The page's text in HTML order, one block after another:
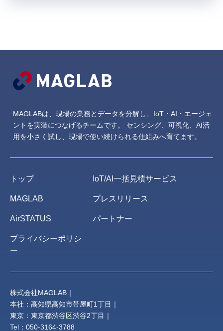
MAGLABは、現場の業務とデータを分解し、IoT・AI・エージェ
ントを実装につなげるチームです。
センシング、可視化、AI活
用を小さく試し、現場で使い続けられる仕組みへ育てます。
トップ IoT/AI一括見積サービス
MAGLAB プレスリリース
AirSTATUS パートナー
プライバシーポリシ
ー
株式会社MAGLAB｜
本社：高知県高知市帯屋町1丁目｜
東京：東京都渋谷区渋谷2丁目｜
Tel：050-3164-3788